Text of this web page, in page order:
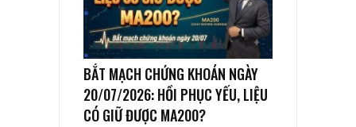
BẮT MẠCH CHỨNG KHOÁN NGÀY
20/07/2026: HỒI PHỤC YẾU, LIỆU
CÓ GIỮ ĐƯỢC MA200?